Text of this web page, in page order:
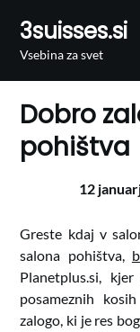
content
3suisses.si
Vsebina za svet
Dobro
pohištva
12
Greste kdaj v
salona pohištva,
Planetplus.si,
posameznih
zalogo, ki je res